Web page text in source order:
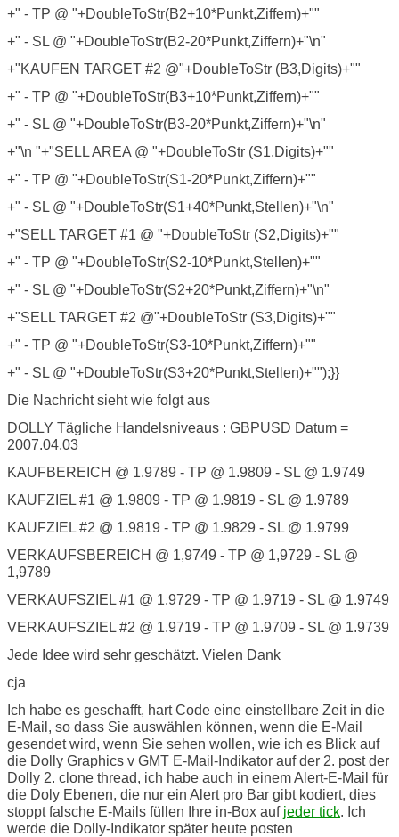
+" - TP @ "+DoubleToStr(B2+10*Punkt,Ziffern)+""
+" - SL @ "+DoubleToStr(B2-20*Punkt,Ziffern)+"\n"
+"KAUFEN TARGET #2 @"+DoubleToStr (B3,Digits)+""
+" - TP @ "+DoubleToStr(B3+10*Punkt,Ziffern)+""
+" - SL @ "+DoubleToStr(B3-20*Punkt,Ziffern)+"\n"
+"\n "+"SELL AREA @ "+DoubleToStr (S1,Digits)+""
+" - TP @ "+DoubleToStr(S1-20*Punkt,Ziffern)+""
+" - SL @ "+DoubleToStr(S1+40*Punkt,Stellen)+"\n"
+"SELL TARGET #1 @ "+DoubleToStr (S2,Digits)+""
+" - TP @ "+DoubleToStr(S2-10*Punkt,Stellen)+""
+" - SL @ "+DoubleToStr(S2+20*Punkt,Ziffern)+"\n"
+"SELL TARGET #2 @"+DoubleToStr (S3,Digits)+""
+" - TP @ "+DoubleToStr(S3-10*Punkt,Ziffern)+""
+" - SL @ "+DoubleToStr(S3+20*Punkt,Stellen)+"");}}
Die Nachricht sieht wie folgt aus
DOLLY Tägliche Handelsniveaus : GBPUSD Datum =
2007.04.03
KAUFBEREICH @ 1.9789 - TP @ 1.9809 - SL @ 1.9749
KAUFZIEL #1 @ 1.9809 - TP @ 1.9819 - SL @ 1.9789
KAUFZIEL #2 @ 1.9819 - TP @ 1.9829 - SL @ 1.9799
VERKAUFSBEREICH @ 1,9749 - TP @ 1,9729 - SL @
1,9789
VERKAUFSZIEL #1 @ 1.9729 - TP @ 1.9719 - SL @ 1.9749
VERKAUFSZIEL #2 @ 1.9719 - TP @ 1.9709 - SL @ 1.9739
Jede Idee wird sehr geschätzt. Vielen Dank
cja
Ich habe es geschafft, hart Code eine einstellbare Zeit in die
E-Mail, so dass Sie auswählen können, wenn die E-Mail
gesendet wird, wenn Sie sehen wollen, wie ich es Blick auf
die Dolly Graphics v GMT E-Mail-Indikator auf der 2. post der
Dolly 2. clone thread, ich habe auch in einem Alert-E-Mail für
die Doly Ebenen, die nur ein Alert pro Bar gibt kodiert, dies
stoppt falsche E-Mails füllen Ihre in-Box auf jeder tick. Ich
werde die Dolly-Indikator später heute posten